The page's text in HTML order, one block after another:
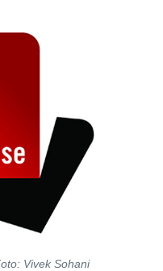
Vivek Sohani